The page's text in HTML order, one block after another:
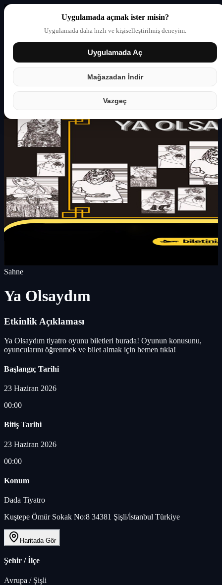
Uygulamada açmak ister misin?
Uygulamada daha hızlı ve kişiselleştirilmiş deneyim.
Uygulamada Aç
Mağazadan İndir
Vazgeç
Giriş yap Partner
Sahne
Ya Olsaydım
Etkinlik Açıklaması
Ya Olsaydım tiyatro oyunu biletleri burada! Oyunun konusunu,
oyuncularını öğrenmek ve bilet almak için hemen tıkla!
Başlangıç Tarihi
23 Haziran 2026
00:00
Bitiş Tarihi
23 Haziran 2026
00:00
Konum
Dada Tiyatro
Kuştepe Ömür Sokak No:8 34381 Şişli/i̇stanbul Türkiye
Haritada Gör
Şehir / İlçe
Avrupa / Şişli